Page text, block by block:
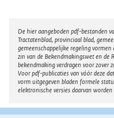
Disclaimer
De hier aangeboden pdf-bestanden
Tractatenblad, provinciaal blad,
gemeenschappelijke regeling
zin van de Bekendmakingswet en de
bekendmaking verdragen voor zover
Voor pdf-publicaties van vóór deze
vorm uitgegeven bladen formele
elektronische versies daarvan